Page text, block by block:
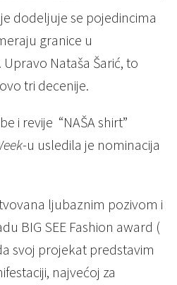
dodeljuje se pojedincima
granice u
Nataša Šarić, to
tri decenije.
i revije “NAŠA shirt”
-u usledila je nominacija
ljubaznim pozivom i
BIG SEE Fashion award (
svoj projekat predstavim
najvećoj za